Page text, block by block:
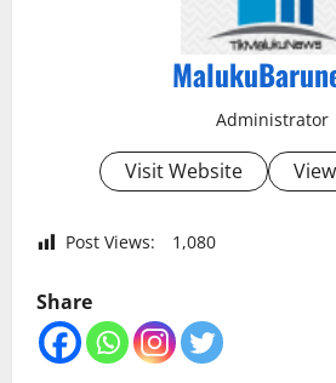
Administrator
Visit Website
Post Views: 1,080
Share